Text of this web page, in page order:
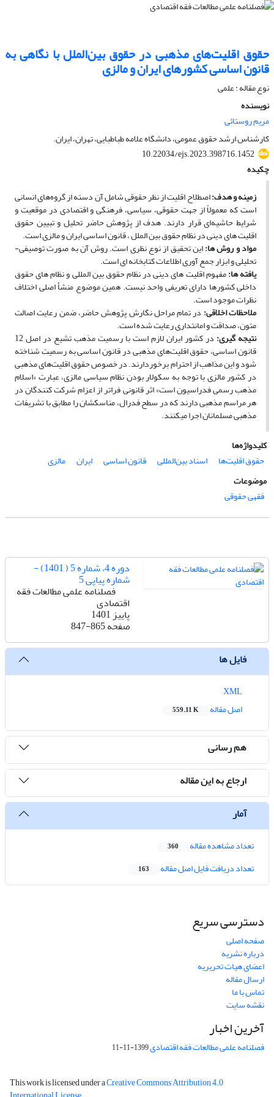
حقوق اقلیت‌های مذهبی در حقوق بین‌الملل با نگاهی به
قانون اساسی کشورهای ایران و مالزی
نوع مقاله : علمی
نویسنده
مریم روستائی
کارشناس ارشد حقوق عمومی، دانشگاه علامه طباطبایی، تهران، ایران.
10.22034/ejs.2023.398716.1452
چکیده
زمینه و هدف:اصطلاح اقلیت از نظر حقوقی شامل آن دسته از گروه‌های انسانی
است که معمولاً از جهت حقوقی، سیاسی، فرهنگی و اقتصادی در موقعیت و
شرایط حاشیه‌ای قرار دارند. هدف از پژوهش حاضر تحلیل و تبیین حقوق
اقلیت ­های دینی در نظام حقوق بین­ الملل ، قانون اساسی ایران و مالزی است.
مواد و روش ­ها:این تحقیق از نوع نظری است. ‌روش آن به­ صورت توصیفی-
تحلیلی و ابزار جمع ‏آوری اطلاعات کتاب­خانه ‏ای است.
یافته­ ها:مفهوم اقلیت ­های دینی در نظام حقوق بین ­المللی و نظام­ های حقوق
داخلی کشورها دارای تعریفی واحد نیست. همین موضوع منشأ اصلی اختلاف
نظرات موجود است.
ملاحظات اخلاقی: در تمام مراحل نگارش پژوهش حاضر، ضمن رعایت اصالت
متون، صداقت و امانت­داری رعایت شده است.
نتیجه­ گیری: در کشور ایران لازم است با رسمیت مذهب تشیع در اصل 12
قانون اساسی، حقوق اقلیت‌های مذهبی در قانون اساسی به رسمیت شناخته
شود و این مذاهب از احترام برخوردارند. در خصوص حقوق اقلیت‌های مذهبی
در کشور مالزی با توجه به سکولار بودن نظام سیاسی مالزی، عبارت «اسلام
مذهب رسمی فدراسیون است» اثر قانونی فراتر از اعزام شرکت ­کنندگان در
هر مراسم مذهبی دارند که در سطح فدرال، مناسکشان را مطابق با تشریفات
مذهبی مسلمانان اجرا می­کنند.
کلیدواژه‌ها
حقوق اقلیت‌ها
اسناد بین‌المللی قانون اساسی ایران
مالزی
موضوعات
فقهی حقوقی
دوره 4، شماره 5 ( 1401) -
شماره پیاپی 5
فصلنامه علمی مطالعات فقه
اقتصادی
پاییز 1401
صفحه847-865
فایل ها
اصل مقاله
559.11 K
هم رسانی
ارجاع به این مقاله
آمار
تعداد مشاهده مقاله 360
تعداد دریافت فایل اصل مقاله 163
دسترسی سریع
صفحه اصلی
درباره نشریه
اعضای هیات تحریریه
ارسال مقاله
تماس با ما
نقشه سایت
آخرین اخبار
فصلنامه علمی مطالعات فقه اقتصادی1399-11-11
This work is licensed under aCreative Commons Attribution 4.0